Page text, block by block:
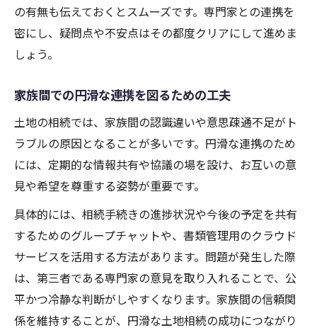
の有無も伝えておくとスムーズです。専門家との連携を
密にし、疑問点や不安点はその都度クリアにして進めま
しょう。
家族間での円滑な連携を図るための工夫
土地の相続では、家族間の認識違いや意思疎通不足がト
ラブルの原因となることが多いです。円滑な連携のため
には、定期的な情報共有や協議の場を設け、お互いの意
見や希望を尊重する姿勢が重要です。
具体的には、相続手続きの進捗状況や今後の予定を共有
するためのグループチャットや、書類管理用のクラウド
サービスを活用する方法があります。問題が発生した際
は、第三者である専門家の意見を取り入れることで、公
平かつ冷静な判断がしやすくなります。家族間の信頼関
係を維持することが、円滑な土地相続の成功につながり